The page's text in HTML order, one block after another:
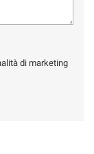
di marketing